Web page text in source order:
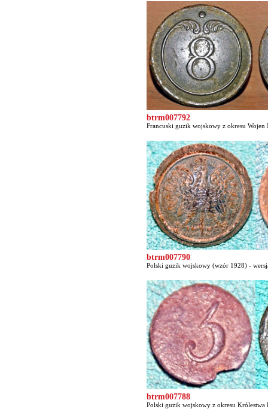
btrm007792
Francuski guzik wojskowy z okresu Wojen
btrm007790
Polski guzik wojskowy (wzór 1928) -
btrm007788
Polski guzik wojskowy z okresu Królestwa